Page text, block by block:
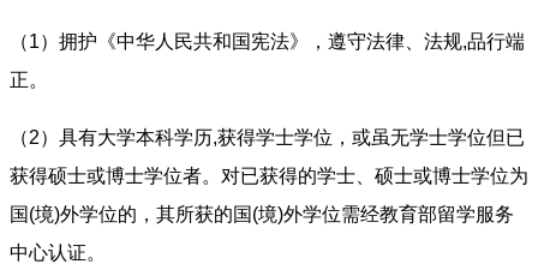
（1）拥护《中华人民共和国宪法》，遵守法律、法规,品行端
正。
（2）具有大学本科学历,获得学士学位，或虽无学士学位但已
获得硕士或博士学位者。对已获得的学士、硕士或博士学位为
国(境)外学位的，其所获的国(境)外学位需经教育部留学服务
中心认证。